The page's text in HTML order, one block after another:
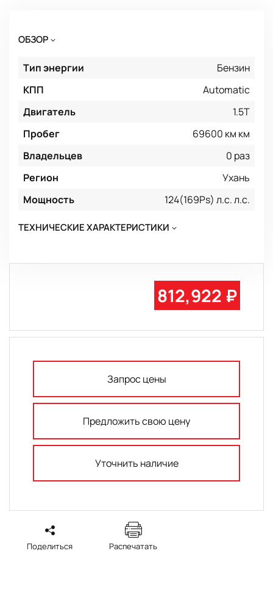
ОБЗОР
Тип энергии
Бензин
КПП
Automatic
Двигатель
1.5T
Пробег
69600 км км
Владельцев
0 раз
Регион
Ухань
Мощность
124(169Ps) л.с. л.с.
ТЕХНИЧЕСКИЕ ХАРАКТЕРИСТИКИ
812,922 ₽
Запрос цены
Предложить свою цену
Уточнить наличие
Поделиться Распечатать